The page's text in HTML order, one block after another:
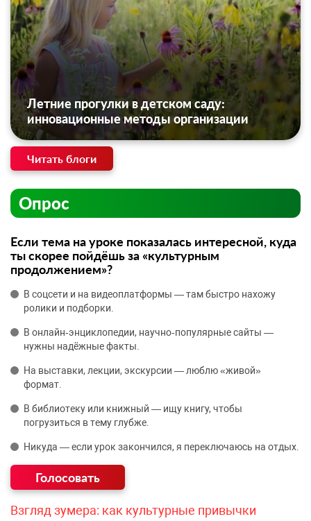
Летние прогулки в детском саду:
инновационные методы организации
Читать блоги
Опрос
Если тема на уроке показалась интересной, куда
ты скорее пойдёшь за «культурным
продолжением»?
В соцсети и на видеоплатформы — там быстро нахожу
ролики и подборки.
В онлайн‑энциклопедии, научно‑популярные сайты —
нужны надёжные факты.
На выставки, лекции, экскурсии — люблю «живой»
формат.
В библиотеку или книжный — ищу книгу, чтобы
погрузиться в тему глубже.
Никуда — если урок закончился, я переключаюсь на отдых.
Взгляд зумера: как культурные привычки